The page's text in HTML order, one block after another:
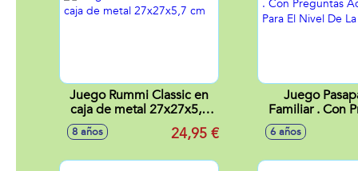
Juego Rummi Classic en
caja de metal 27x27x5,7
8 años 24,95 €
Juego
Familiar . Con
Adaptadas
De La
6 años